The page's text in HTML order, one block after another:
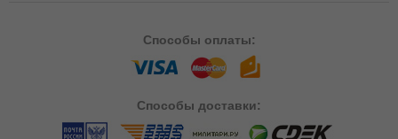
Способы оплаты:
Способы доставки: